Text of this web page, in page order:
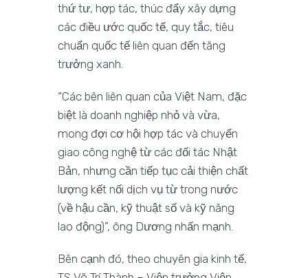
thứ tư, hợp tác, thúc đẩy xây dựng
các điều ước quốc tế, quy tắc, tiêu
chuẩn quốc tế liên quan đến tăng
trưởng xanh.
“Các bên liên quan của Việt Nam, đặc
biệt là doanh nghiệp nhỏ và vừa,
mong đợi cơ hội hợp tác và chuyển
giao công nghệ từ các đối tác Nhật
Bản, nhưng cần tiếp tục cải thiện chất
lượng kết nối dịch vụ từ trong nước
(về hậu cần, kỹ thuật số và kỹ năng
lao động)”, ông Dương nhấn mạnh.
Bên cạnh đó, theo chuyên gia kinh tế,